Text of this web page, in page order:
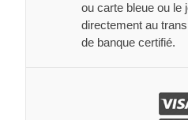
ou carte bleue ou le
directement au
de banque certifié.